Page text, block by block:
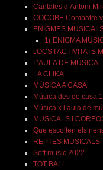
Cantates d’Antoni
COCOBE Combatre
ENIGMES
1r ENIGMA
JOCS I ACTIVITATS
L’AULA DE MÚSICA
LA CLIKA
MÚSICA A CASA
Música des de casa
Música x l’aula de
MUSICALS I
Que escolten els
REPTES MUSICALS
Soft music 2022
TOT BALL